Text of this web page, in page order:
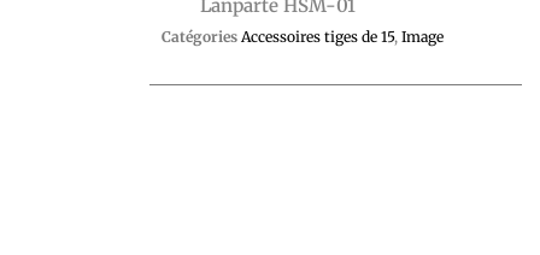
Lanparte HSM-01
Catégories Accessoires tiges de 15, Image